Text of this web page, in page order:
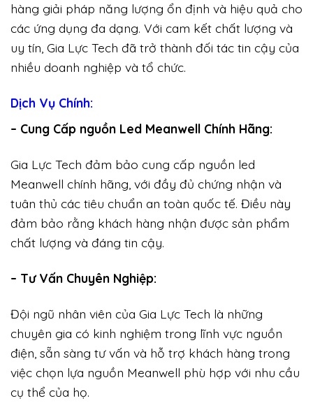
hàng giải pháp năng lượng ổn định và hiệu quả cho
các ứng dụng đa dạng. Với cam kết chất lượng và
uy tín, Gia Lực Tech đã trở thành đối tác tin cậy của
nhiều doanh nghiệp và tổ chức.
Dịch Vụ Chính:
– Cung Cấp nguồn Led Meanwell Chính Hãng:
Gia Lực Tech đảm bảo cung cấp nguồn led
Meanwell chính hãng, với đầy đủ chứng nhận và
tuân thủ các tiêu chuẩn an toàn quốc tế. Điều này
đảm bảo rằng khách hàng nhận được sản phẩm
chất lượng và đáng tin cậy.
– Tư Vấn Chuyên Nghiệp:
Đội ngũ nhân viên của Gia Lực Tech là những
chuyên gia có kinh nghiệm trong lĩnh vực nguồn
điện, sẵn sàng tư vấn và hỗ trợ khách hàng trong
việc chọn lựa nguồn Meanwell phù hợp với nhu cầu
cụ thể của họ.